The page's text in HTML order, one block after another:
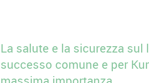
La salute e la sicurezza
successo comune e per